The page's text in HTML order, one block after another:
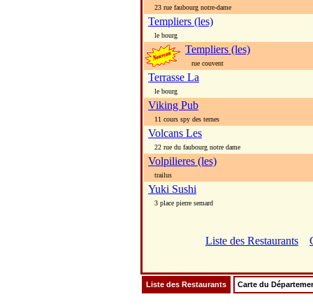
23 rue faubourg notre-dame
Templiers (les)
le bourg
Templiers (les)
rue couvent
Terrasse La
le bourg
Viking Pub
11 cours spy des ternes
Volcans Les
22 rue du faubourg notre dame
Volpilieres (les)
trailus
Yuki Sushi
3 place pierre semard
Liste des Restaurants
Liste des Restaurants Carte du